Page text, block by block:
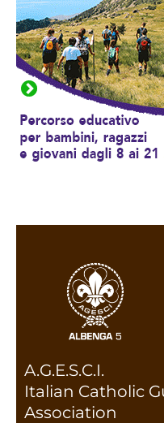
A.G.E.S.C.I.
Italian Catholic
Association